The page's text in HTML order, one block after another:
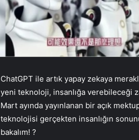
ChatGPT ile artık yapay zekaya
yeni teknoloji, insanlığa verebileceği
Mart ayında yayınlanan bir açık
teknolojisi gerçekten insanlığın
bakalım! ?